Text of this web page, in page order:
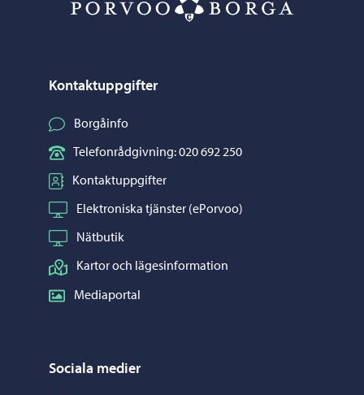
Kontaktuppgifter
Borgåinfo
Telefonrådgivning: 020 692 250
Kontaktuppgifter
Elektroniska tjänster (ePorvoo)
Nätbutik
Kartor och lägesinformation
Mediaportal
Sociala medier